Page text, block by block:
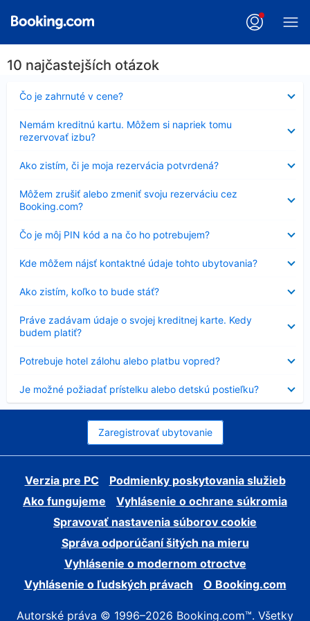
10 najčastejších otázok
Čo je zahrnuté v cene?
Nezobrazuje
sa
Nemám kreditnú kartu. Môžem si napriek tomu
rezervovať izbu?
sa
Ako zistím, či je moja rezervácia potvrdená?
sa
Môžem zrušiť alebo zmeniť svoju rezerváciu cez
Booking.com?
sa
Čo je môj PIN kód a na čo ho potrebujem?
Nezobrazuje
sa
Kde môžem nájsť kontaktné údaje tohto ubytovania?
sa
Ako zistím, koľko to bude stáť?
sa
Práve zadávam údaje o svojej kreditnej karte. Kedy
budem platiť?
sa
Potrebuje hotel zálohu alebo platbu vopred?
sa
Je možné požiadať prístelku alebo detskú postieľku?
sa
Zaregistrovať ubytovanie
Verzia pre PC
Podmienky poskytovania služieb
Ako fungujeme
Vyhlásenie o ochrane súkromia
Spravovať nastavenia súborov cookie
Správa odporúčaní šitých na mieru
Vyhlásenie o modernom otroctve
Vyhlásenie o ľudských právach
O Booking.com
Autorské práva © 1996–2026 Booking.com™. Všetky